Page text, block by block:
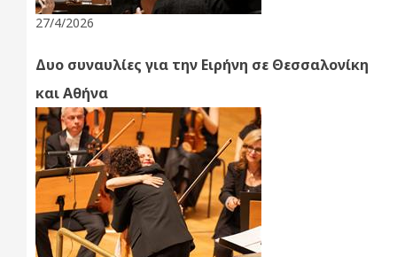
27/4/2026
Δυο συναυλίες για την Ειρήνη σε Θεσσαλονίκη
και Αθήνα